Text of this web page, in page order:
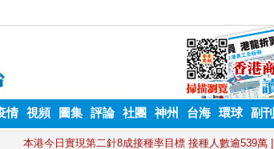
情 視頻 圖集 評論 社團 神州 台海 環球 副刊